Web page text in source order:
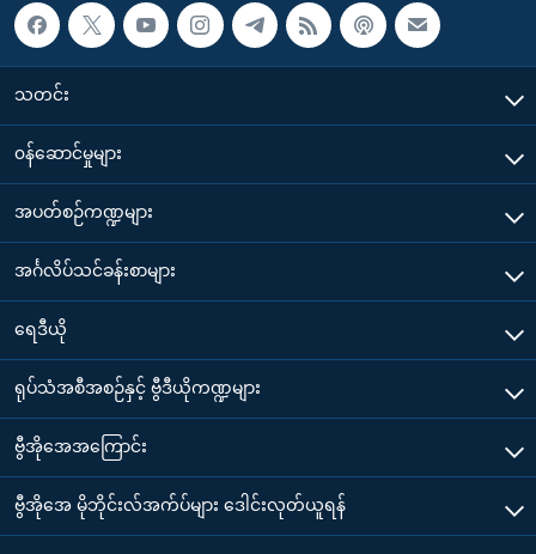
သတင်း
၀န်ဆောင်မှုများ
အပတ်စဉ်ကဏ္ဍများ
အင်္ဂလိပ်သင်ခန်းစာများ
ရေဒီယို
ရုပ်သံအစီအစဉ်နှင့် ဗွီဒီယိုကဏ္ဍများ
ဗွီအိုအေအကြောင်း
ဗွီအိုအေ မိုဘိုင်းလ်အက်ပ်များ ဒေါင်းလုတ်ယူရန်